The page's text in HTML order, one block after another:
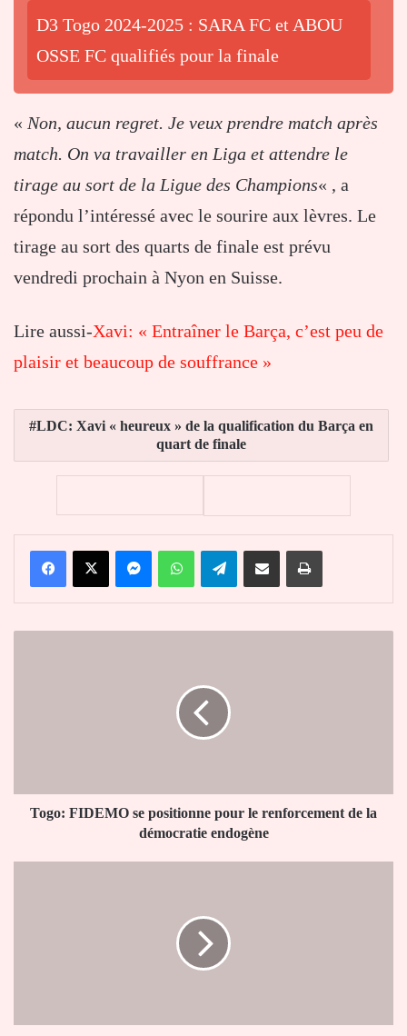
D3 Togo 2024-2025 : SARA FC et ABOU
OSSE FC qualifiés pour la finale
« Non, aucun regret. Je veux prendre match après
match. On va travailler en Liga et attendre le
tirage au sort de la Ligue des Champions« , a
répondu l’intéressé avec le sourire aux lèvres. Le
tirage au sort des quarts de finale est prévu
vendredi prochain à Nyon en Suisse.
Lire aussi-Xavi: « Entraîner le Barça, c’est peu de
plaisir et beaucoup de souffrance »
LDC: Xavi « heureux » de la qualification du Barça en
quart de finale
FacebookX MessengerWhatsAppTelegramPartager par email Imprimer
la
démocratie
Togo: FIDEMO se positionne pour le renforcement de la
démocratie endogène
Primeboy